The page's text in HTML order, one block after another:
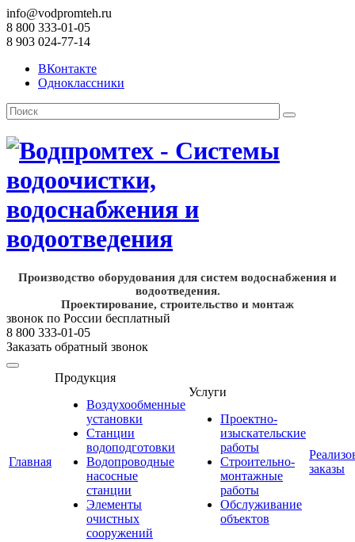
info@vodpromteh.ru
8 800 333-01-05
8 903 024-77-14
ВКонтакте
Одноклассники
Производство оборудования для систем водоснабжения и
водоотведения.
Проектирование, строительство и монтаж
звонок по России бесплатный
8 800 333-01-05
Заказать обратный звонок
Главная
Продукция
Воздухообменные
установки
Станции
водоподготовки
Водопроводные
насосные
станции
Элементы
очистных
сооружений
Услуги
Проектно-
изыскательские
работы
Строительно-
монтажные
работы
Обслуживание
объектов
заказы